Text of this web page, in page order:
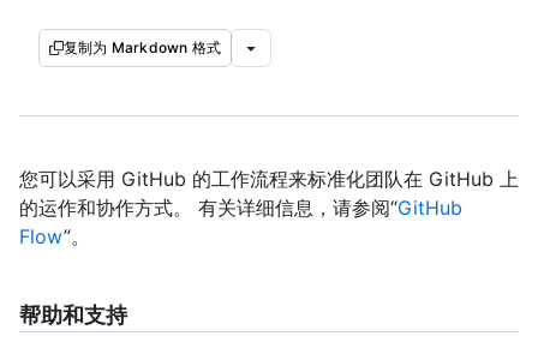
复制为 Markdown 格式
您可以采用 GitHub 的工作流程来标准化团队在 GitHub 上
的运作和协作方式。 有关详细信息，请参阅“GitHub
Flow”。
帮助和支持